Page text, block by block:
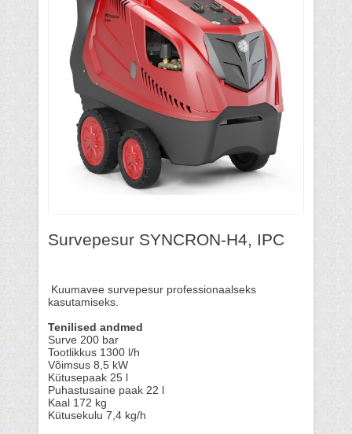
Survepesur SYNCRON-H4, IPC
Kuumavee survepesur professionaalseks
kasutamiseks.
Tenilised andmed
Surve 200 bar
Tootlikkus 1300 l/h
Võimsus 8,5 kW
Kütusepaak 25 l
Puhastusaine paak 22 l
Kaal 172 kg
Kütusekulu 7,4 kg/h